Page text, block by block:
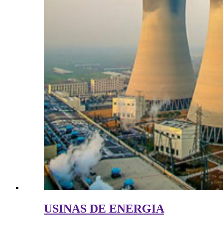
USINAS DE ENERGIA